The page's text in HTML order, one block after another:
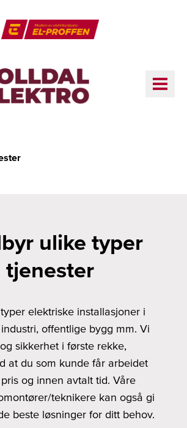
ulike typer
tjenester
elektriske installasjoner i
offentlige bygg mm. Vi
sikkerhet i første rekke,
at du som kunde får arbeidet
og innen avtalt tid. Våre
teknikere kan også gi
beste løsninger for ditt behov.